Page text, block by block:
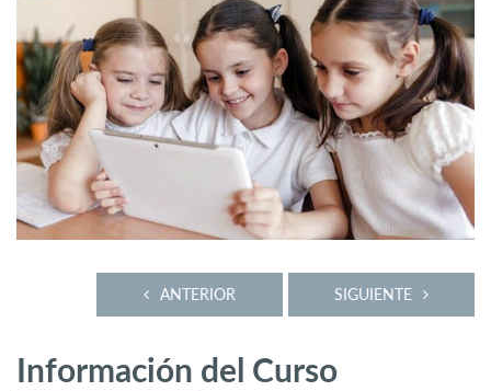
SIGUIENTE
ANTERIOR
Información del Curso